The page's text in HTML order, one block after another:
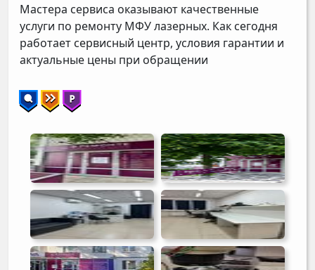
Мастера сервиса оказывают качественные
услуги по ремонту МФУ лазерных. Как сегодня
работает сервисный центр, условия гарантии и
актуальные цены при обращении